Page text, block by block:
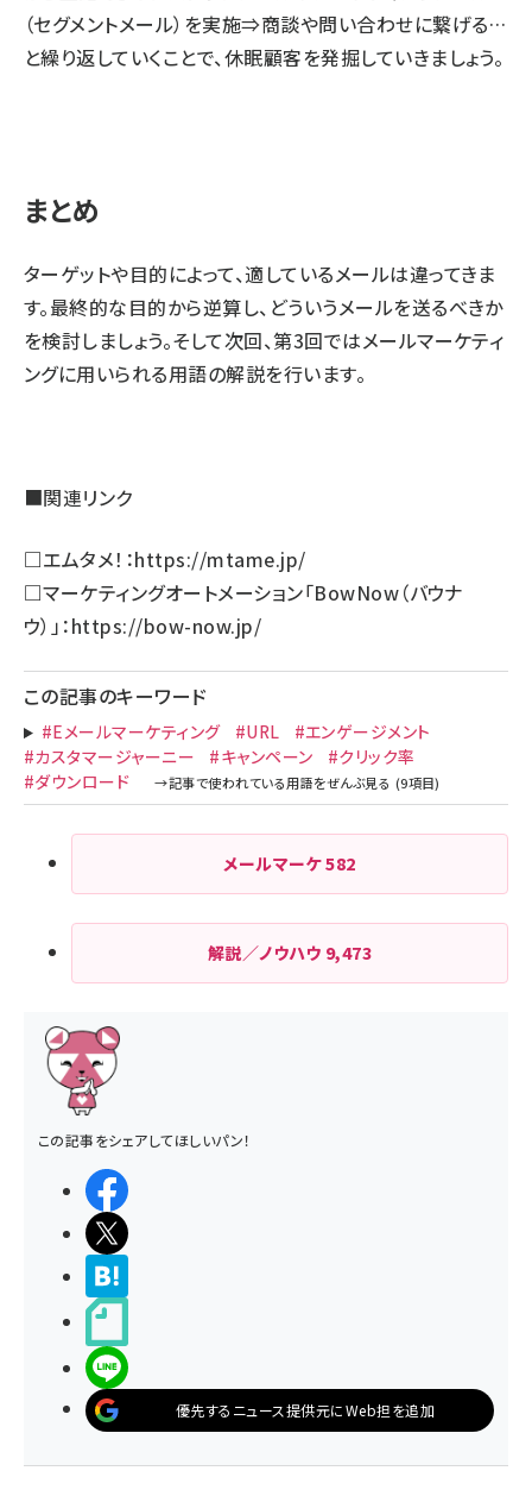
（セグメントメール）を実施⇒商談や問い合わせに繋げる…
と繰り返していくことで、休眠顧客を発掘していきましょう。
まとめ
ターゲットや目的によって、適しているメールは違ってきま
す。最終的な目的から逆算し、どういうメールを送るべきか
を検討しましょう。そして次回、第3回ではメールマーケティ
ングに用いられる用語の解説を行います。
■関連リンク
□エムタメ！：https://mtame.jp/
□マーケティングオートメーション「BowNow（バウナ
ウ）」：https://bow-now.jp/
この記事のキーワード
#Eメールマーケティング #URL
#エンゲージメント
#カスタマージャーニー
#キャンペーン
#クリック率
#ダウンロード
メールマーケ582
解説／ノウハウ 9,473
この記事をシェアしてほしいパン！
優先するニュース提供元にWeb担を追加